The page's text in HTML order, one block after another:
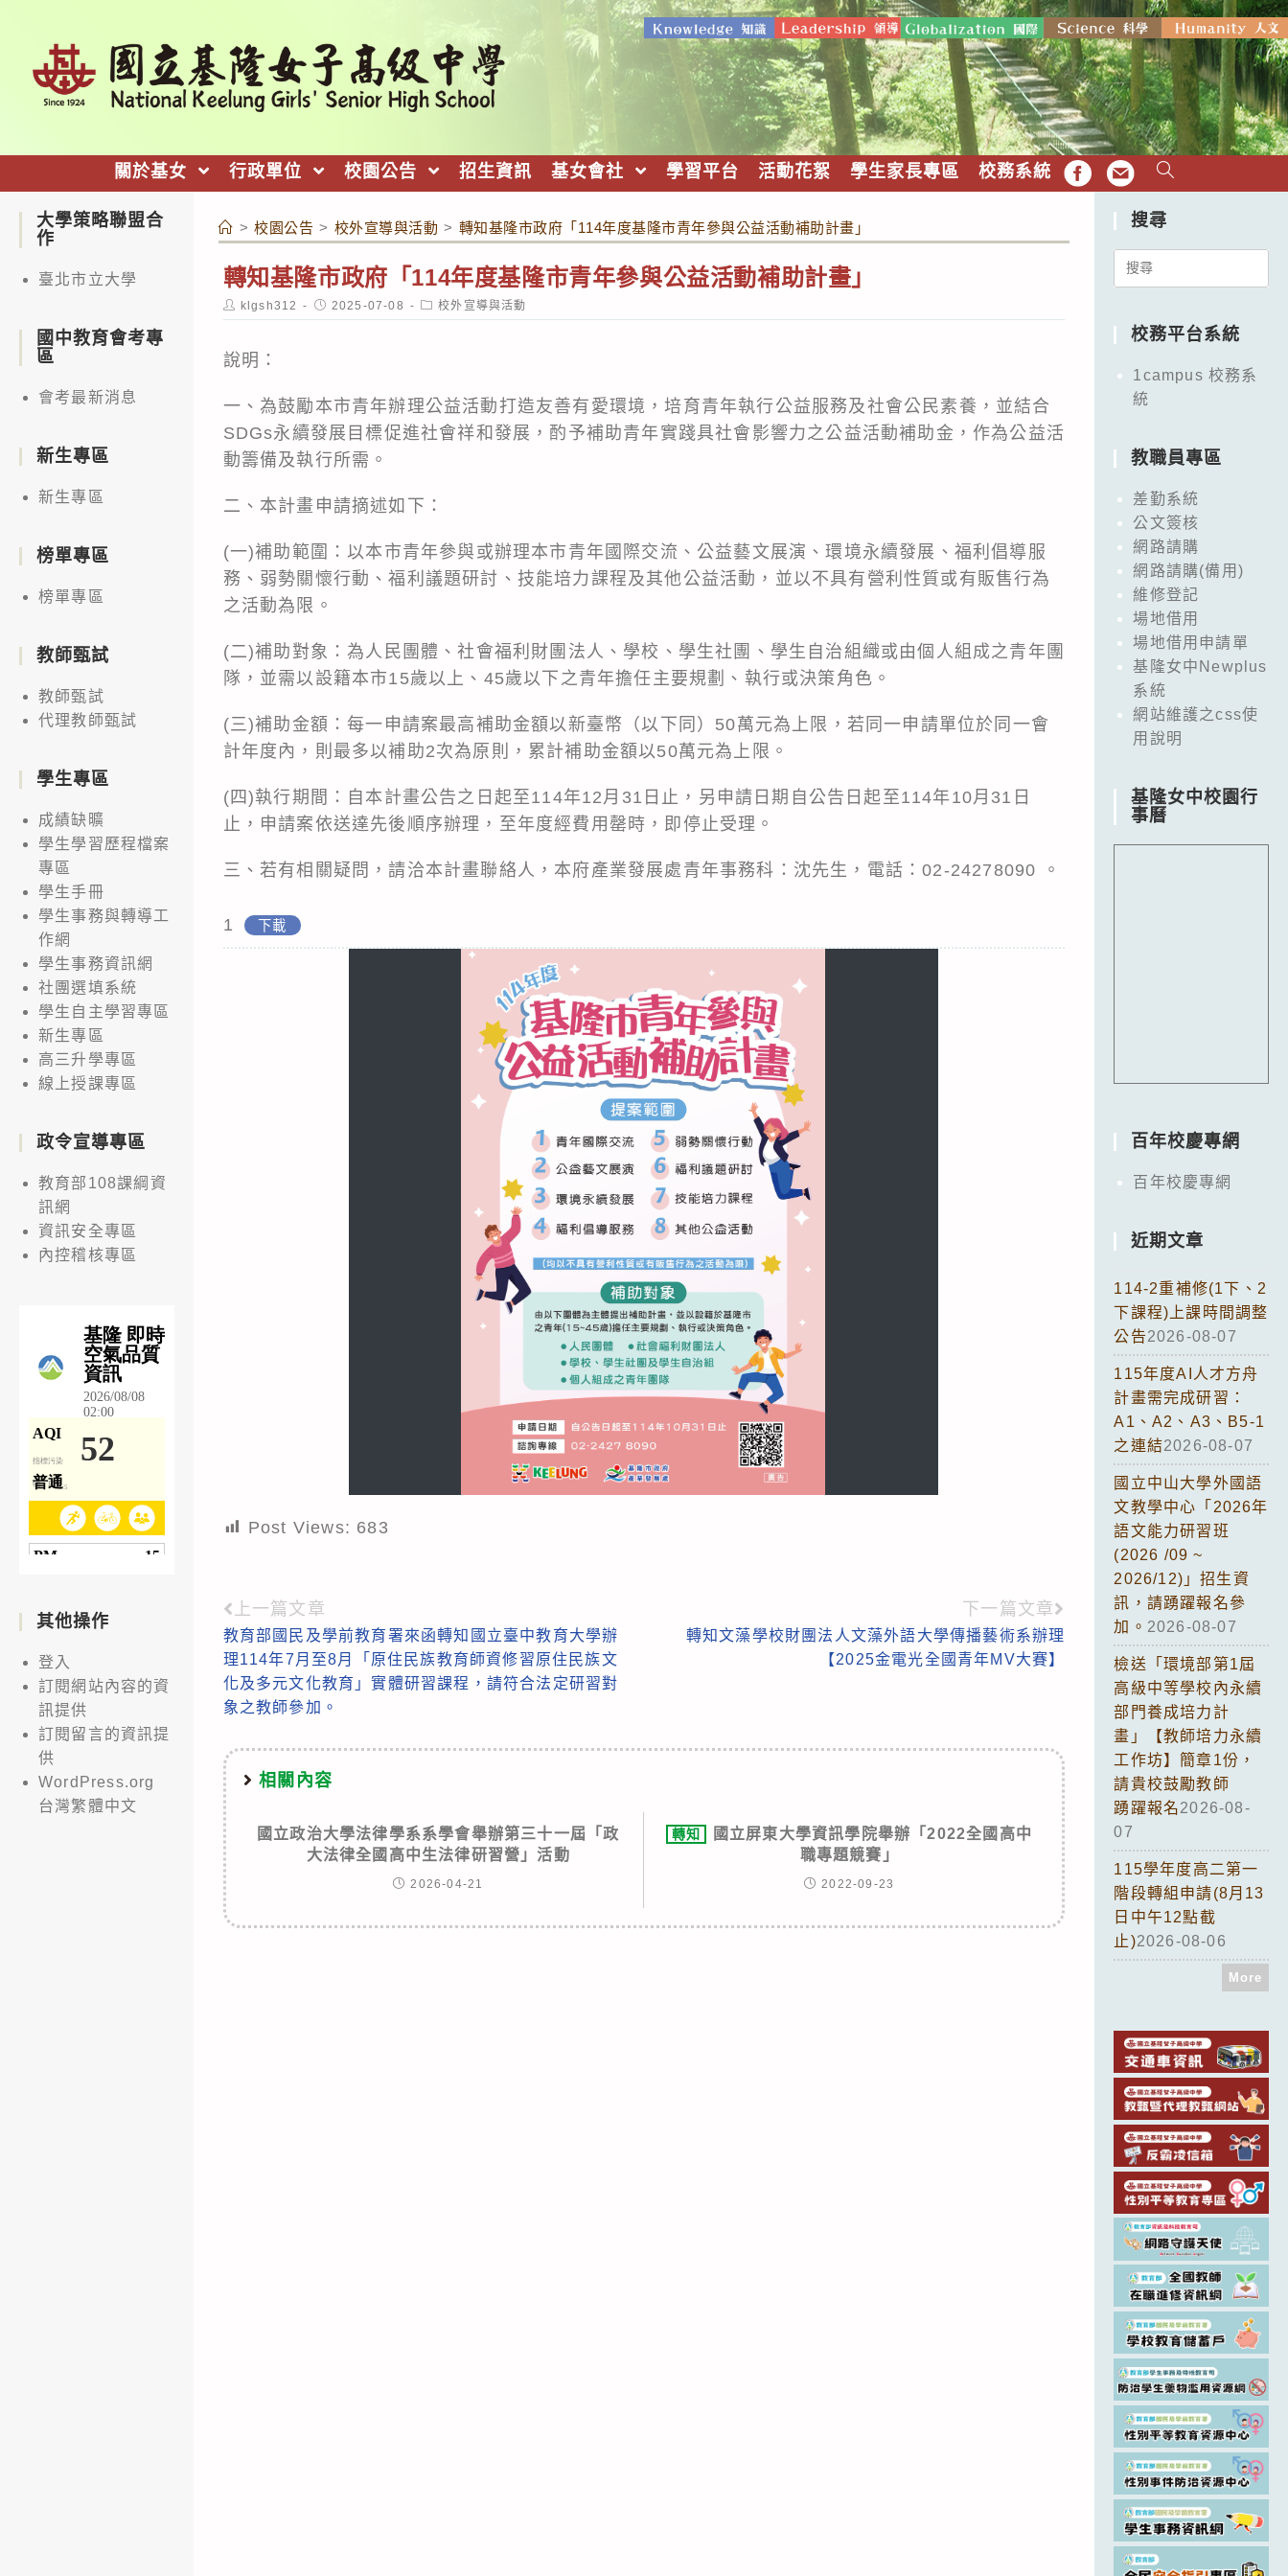
關於基女 行政單位 校園公告 招生資訊 基女會社 學習平台 活動花絮 學生家長專區 校務系統 FB EMAIL
> 校園公告 > 校外宣導與活動 > 轉知基隆市政府「114年度基隆市青年參與公益活動補助計畫」
轉知基隆市政府「114年度基隆市青年參與公益活動補助計畫」
Post
author:
klgsh312
Post
published:
2025-07-08
Post
category:
校外宣導與活動
說明：
一、為鼓勵本市青年辦理公益活動打造友善有愛環境，培育青年執行公益服務及社會公民素養，並結合
SDGs永續發展目標促進社會祥和發展，酌予補助青年實踐具社會影響力之公益活動補助金，作為公益活
動籌備及執行所需。
二、本計畫申請摘述如下：
(一)補助範圍：以本市青年參與或辦理本市青年國際交流、公益藝文展演、環境永續發展、福利倡導服
務、弱勢關懷行動、福利議題研討、技能培力課程及其他公益活動，並以不具有營利性質或有販售行為
之活動為限。
(二)補助對象：為人民團體、社會福利財團法人、學校、學生社團、學生自治組織或由個人組成之青年團
隊，並需以設籍本市15歲以上、45歲以下之青年擔任主要規劃、執行或決策角色。
(三)補助金額：每一申請案最高補助金額以新臺幣（以下同）50萬元為上限，若同一申請單位於同一會
計年度內，則最多以補助2次為原則，累計補助金額以50萬元為上限。
(四)執行期間：自本計畫公告之日起至114年12月31日止，另申請日期自公告日起至114年10月31日
止，申請案依送達先後順序辦理，至年度經費用罄時，即停止受理。
三、若有相關疑問，請洽本計畫聯絡人，本府產業發展處青年事務科：沈先生，電話：02-24278090 。
1 下載
Post Views: 683
Read
more
articles
上一篇文章
教育部國民及學前教育署來函轉知國立臺中教育大學辦
理114年7月至8月「原住民族教育師資修習原住民族文
化及多元文化教育」實體研習課程，請符合法定研習對
象之教師參加。
下一篇文章
轉知文藻學校財團法人文藻外語大學傳播藝術系辦理
【2025金電光全國青年MV大賽】
相關內容
國立政治大學法律學系系學會舉辦第三十一屆「政
大法律全國高中生法律研習營」活動
2026-04-21
轉知
國立屏東大學資訊學院舉辦「2022全國高中
職專題競賽」
2022-09-23
大學策略聯盟合
作
臺北市立大學
國中教育會考專
區
會考最新消息
新生專區
新生專區
榜單專區
榜單專區
教師甄試
教師甄試
代理教師甄試
學生專區
成績缺曠
學生學習歷程檔案
專區
學生手冊
學生事務與轉導工
作網
學生事務資訊網
社團選填系統
學生自主學習專區
新生專區
高三升學專區
線上授課專區
政令宣導專區
教育部108課綱資
訊網
資訊安全專區
內控稽核專區
其他操作
登入
訂閱網站內容的資
訊提供
訂閱留言的資訊提
供
WordPress.org
台灣繁體中文
搜尋
Search
校務平台系統
1campus 校務系
統
教職員專區
差勤系統
公文簽核
網路請購
網路請購(備用)
維修登記
場地借用
場地借用申請單
基隆女中Newplus
系統
網站維護之css使
用說明
基隆女中校園行
事曆
百年校慶專網
百年校慶專網
近期文章
114-2重補修(1下、2
下課程)上課時間調整
公告2026-08-07
115年度AI人才方舟
計畫需完成研習：
A1、A2、A3、B5-1
之連結2026-08-07
國立中山大學外國語
文教學中心「2026年
語文能力研習班
(2026 /09 ~
2026/12)」招生資
訊，請踴躍報名參
加。 2026-08-07
檢送「環境部第1屆
高級中等學校內永續
部門養成培力計
畫」【教師培力永續
工作坊】簡章1份，
請貴校鼓勵教師
踴躍報名2026-08-
07
115學年度高二第一
階段轉組申請(8月13
日中午12點截
止)2026-08-06
More